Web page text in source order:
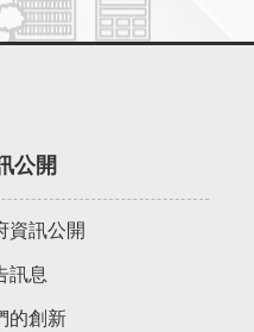
公開
資訊公開
訊息
的創新